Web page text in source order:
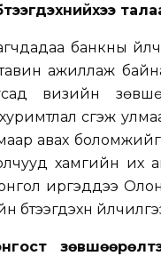
банкны
ажиллаж
визийн
үүсгэж
авах боломжийг
хамгийн их
иргэддээ